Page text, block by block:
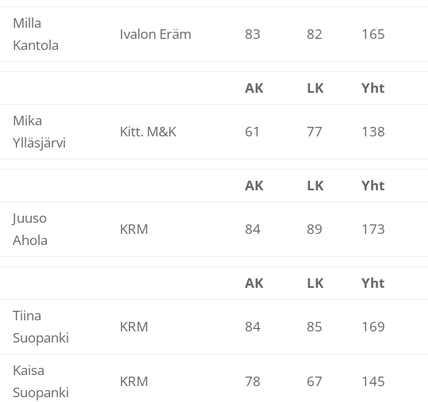
Milla
Kantola
Ivalon Eräm 83 82 165
AK LK Yht
Mika
Ylläsjärvi
Kitt. M&K 61 77 138
AK LK Yht
Juuso
Ahola
KRM 84 89 173
AK LK Yht
Tiina
Suopanki
KRM 84 85 169
Kaisa
Suopanki
KRM 78 67 145